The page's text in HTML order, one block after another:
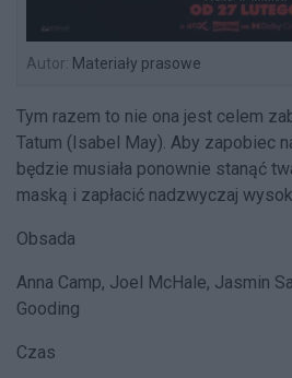
Autor: Materiały prasowe
Tym razem to nie ona jest celem
Tatum (Isabel May). Aby zapobiec
będzie musiała ponownie stanąć
maską i zapłacić nadzwyczaj
Obsada
Anna Camp, Joel McHale, Jasmin
Gooding
Czas